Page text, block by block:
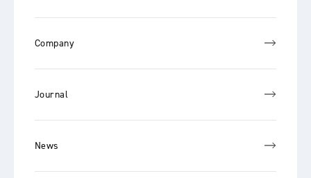
Company
Journal
News